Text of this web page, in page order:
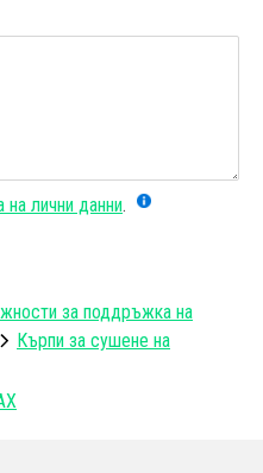
на лични данни.
за поддръжка на
Кърпи за сушене на